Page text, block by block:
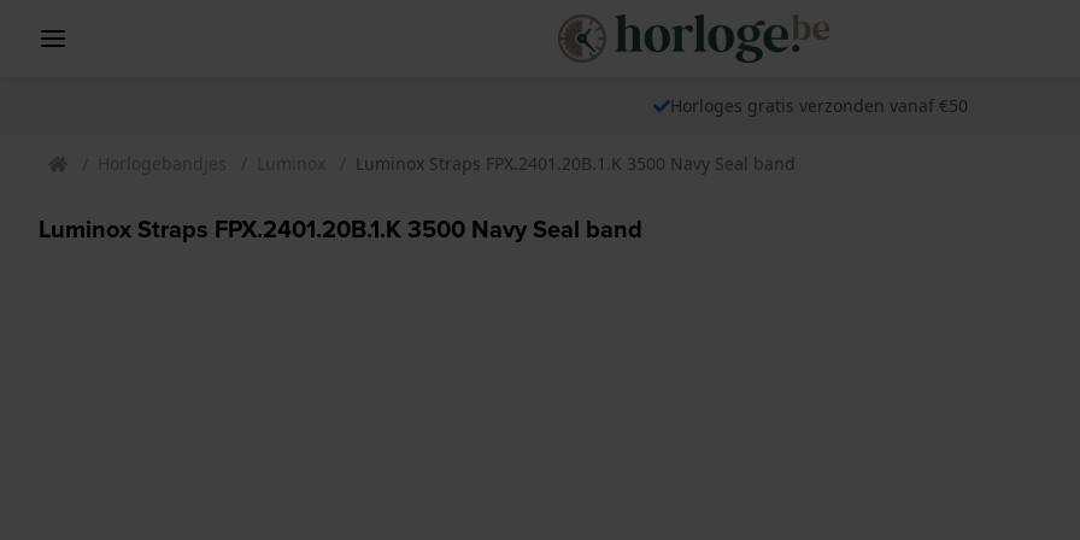
Horloges gratis verzonden vanaf €50
Horlogebandjes Luminox Luminox Straps FPX.2401.20B.1.K 3500 Navy Seal band
Luminox Straps FPX.2401.20B.1.K 3500 Navy Seal band